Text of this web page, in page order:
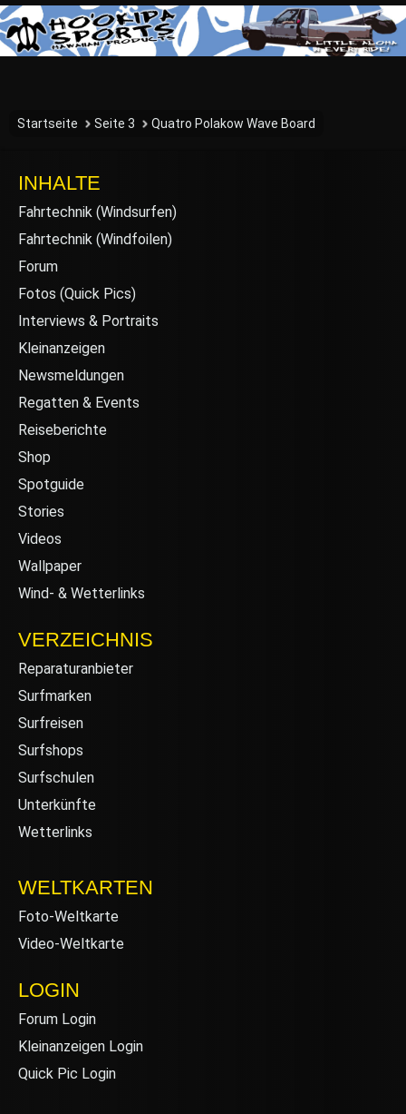
Startseite Seite 3 Quatro Polakow Wave Board
INHALTE
Fahrtechnik (Windsurfen)
Fahrtechnik (Windfoilen)
Forum
Fotos (Quick Pics)
Interviews & Portraits
Kleinanzeigen
Newsmeldungen
Regatten & Events
Reiseberichte
Shop
Spotguide
Stories
Videos
Wallpaper
Wind- & Wetterlinks
VERZEICHNIS
Reparaturanbieter
Surfmarken
Surfreisen
Surfshops
Surfschulen
Unterkünfte
Wetterlinks
WELTKARTEN
Foto-Weltkarte
Video-Weltkarte
LOGIN
Forum Login
Kleinanzeigen Login
Quick Pic Login